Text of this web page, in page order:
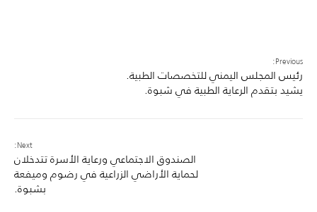
Previous:
رئيس المجلس اليمني للتخصصات الطبية.
يشيد بتقدم الرعاية الطبية في شبوة.
Next:
الصندوق الاجتماعي ورعاية الأسرة تتدخلان
لحماية الأراضي الزراعية في رضوم وميفعة
بشبوة.